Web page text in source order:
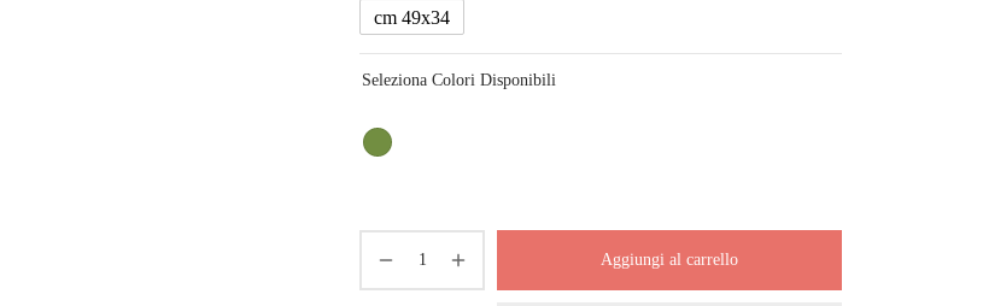
cm 49x34
Seleziona Colori Disponibili
Aggiungi al carrello